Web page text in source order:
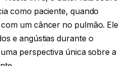
como paciente, quando
um câncer no pulmão. Ele
e angústias durante o
perspectiva única sobre a